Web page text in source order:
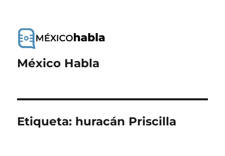
México Habla
Etiqueta: huracán Priscilla